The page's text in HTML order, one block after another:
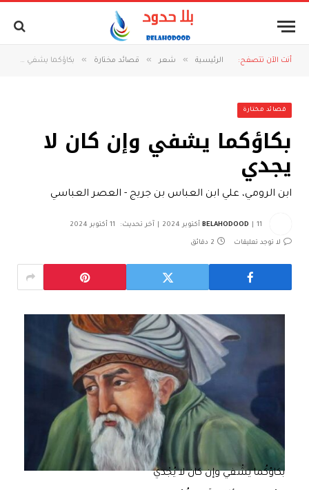
أنت الآن تتصفح: الرئيسية » شعر » قصائد مختارة » بكاؤكما يشفي وإن كان لا يجدي
قصائد مختارة
بكاؤكما يشفي وإن كان لا
يجدي
ابن الرومي، علي ابن العباس بن جريج - العصر العباسي
BELAHODOOD 11 أكتوبر 2024 آخر تحديث: 11 أكتوبر 2024
لا توجد تعليقات 2 دقائق
بكاؤكُما يشْفي وإن كان لا يُجْدي